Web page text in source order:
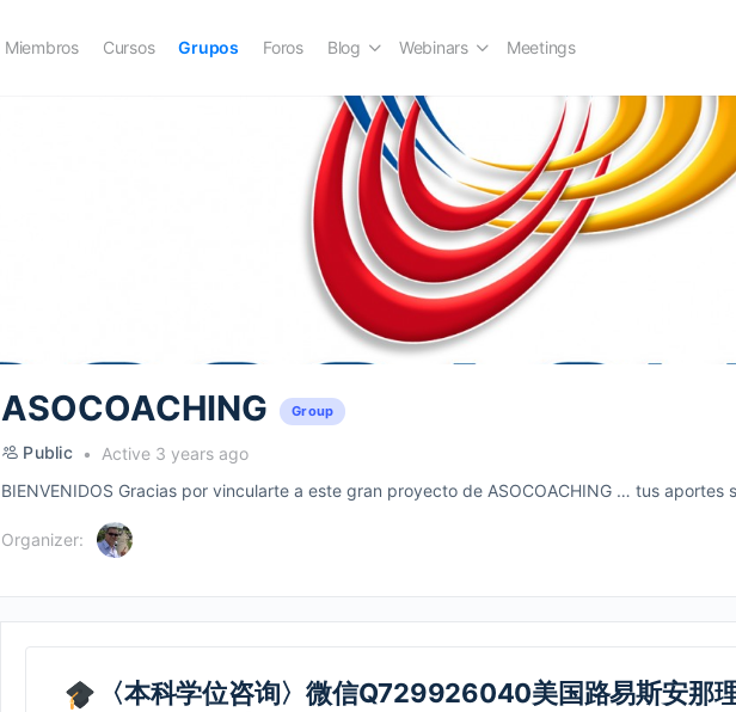
Miembros Cursos Grupos Foros Blog Webinars Meetings
ASOCOACHING Group
Public
Active 3 years ago
BIENVENIDOS Gracias por vincularte a este gran proyecto de ASOCOACHING … tus aportes
Organizer:
〈本科学位咨询〉微信Q729926040美国路易斯安那